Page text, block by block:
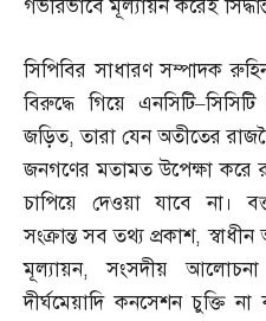
গভীরভাবে মূল্যায়ন করেই
সিপিবির সাধারণ সম্পাদক
বিরুদ্ধে গিয়ে এনসিটি–
জড়িত,তারা যেন অতীতের
জনগণের মতামত উপেক্ষা করে
চাপিয়ে দেওয়া যাবে না।
সংক্রান্ত সব তথ্য প্রকাশ,স্বাধীন
মূল্যায়ন,সংসদীয়
দীর্ঘমেয়াদি কনসেশন চুক্তি